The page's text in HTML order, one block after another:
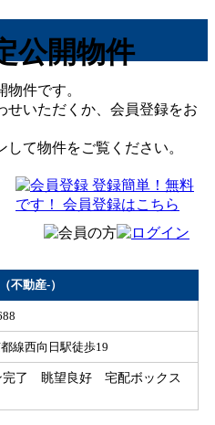
件です。
せいただくか、会員登録をお
て物件をご覧ください。
不動産-）
線西向日駅徒歩19
完了 眺望良好 宅配ボックス